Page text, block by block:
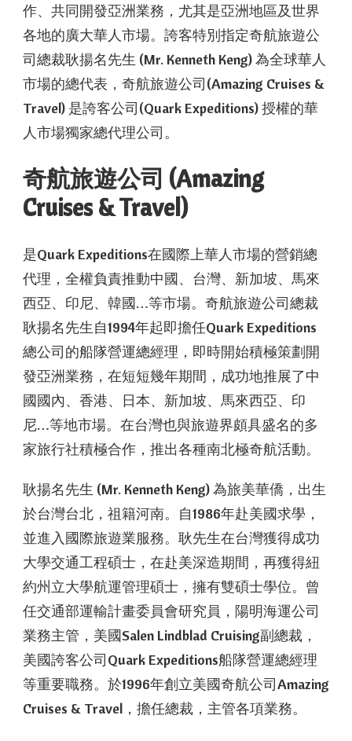
作、共同開發亞洲業務，尤其是亞洲地區及世界
各地的廣大華人市場。誇客特別指定奇航旅遊公
司總裁耿揚名先生 (Mr. Kenneth Keng) 為全球華人
市場的總代表，奇航旅遊公司(Amazing Cruises &
Travel) 是誇客公司(Quark Expeditions) 授權的華
人市場獨家總代理公司。
奇航旅遊公司 (Amazing
Cruises & Travel)
是Quark Expeditions在國際上華人市場的營銷總
代理，全權負責推動中國、台灣、新加坡、馬來
西亞、印尼、韓國…等市場。奇航旅遊公司總裁
耿揚名先生自1994年起即擔任Quark Expeditions
總公司的船隊營運總經理，即時開始積極策劃開
發亞洲業務，在短短幾年期間，成功地推展了中
國國內、香港、日本、新加坡、馬來西亞、印
尼…等地市場。在台灣也與旅遊界頗具盛名的多
家旅行社積極合作，推出各種南北極奇航活動。
耿揚名先生 (Mr. Kenneth Keng) 為旅美華僑，出生
於台灣台北，祖籍河南。自1986年赴美國求學，
並進入國際旅遊業服務。耿先生在台灣獲得成功
大學交通工程碩士，在赴美深造期間，再獲得紐
約州立大學航運管理碩士，擁有雙碩士學位。曾
任交通部運輸計畫委員會研究員，陽明海運公司
業務主管，美國Salen Lindblad Cruising副總裁，
美國誇客公司Quark Expeditions船隊營運總經理
等重要職務。於1996年創立美國奇航公司Amazing
Cruises & Travel，擔任總裁，主管各項業務。